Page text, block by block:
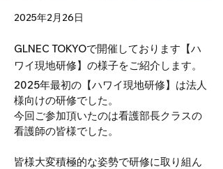
2025年2月26日
GLNEC TOKYOで開催しております【ハ
ワイ現地研修】の様子をご紹介します。
2025年最初の【ハワイ現地研修】は法人
様向けの研修でした。
今回ご参加頂いたのは看護部長クラスの
看護師の皆様でした。
皆様大変積極的な姿勢で研修に取り組ん